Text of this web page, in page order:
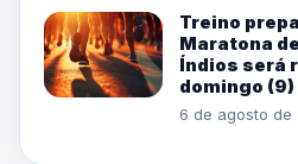
Treino
Maratona
Índios será
domingo (9)
6 de agosto de